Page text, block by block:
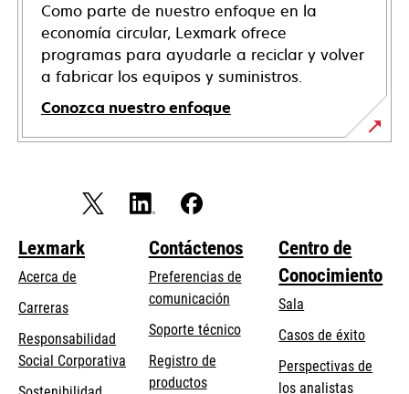
Como parte de nuestro enfoque en la
economía circular, Lexmark ofrece
programas para ayudarle a reciclar y volver
a fabricar los equipos y suministros.
Conozca nuestro enfoque
Lexmark
Acerca de
Carreras
Responsabilidad
Social Corporativa
abre
Contáctenos
Preferencias de
comunicación
Soporte técnicose
Registro de
productos
Centro de
Conocimiento
Sala
Casos de éxito
Perspectivas de
los analistas